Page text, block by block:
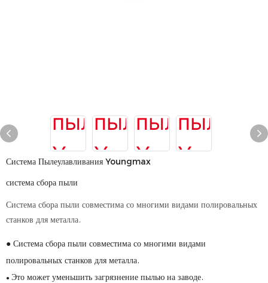
Система Пылеулавливания Youngmax
система сбора пыли
Система сбора пыли совместима со многими видами полировальных
станков для металла.
● Система сбора пыли совместима со многими видами
полировальных станков для металла.
● Это может уменьшить загрязнение пылью на заводе.